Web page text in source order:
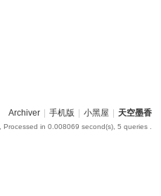
Archiver 手机版 小黑屋 天空墨香
, Processed in 0.008069 second(s), 5 queries .